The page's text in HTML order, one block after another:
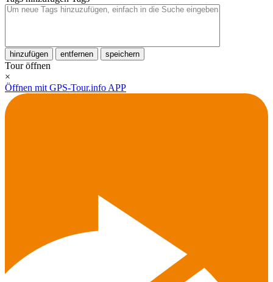
hinzufügen entfernen speichern
Tour öffnen
×
Öffnen mit GPS-Tour.info APP